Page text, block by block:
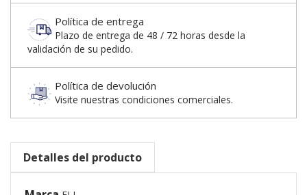
Política de entrega
Plazo de entrega de 48 / 72 horas desde la
validación de su pedido.
Política de devolución
Visite nuestras condiciones comerciales.
Detalles del producto